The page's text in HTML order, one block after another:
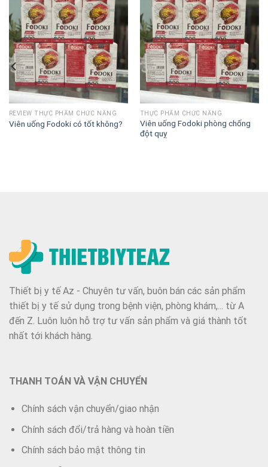
REVIEW THỰC PHẨM CHỨC NĂNG
Viên uống Fodoki có tốt không?
THỰC PHẨM CHỨC NĂNG
Viên uống Fodoki phòng chống
đột quỵ
Thiết bị y tế Az - Chuyên tư vấn, buôn bán các sản phẩm
thiết bị y tế sử dụng trong bệnh viện, phòng khám,... từ A
đến Z. Luôn luôn hỗ trợ tư vấn sản phẩm và giá thành tốt
nhất tới khách hàng.
THANH TOÁN VÀ VẬN CHUYỂN
Chính sách vận chuyển/giao nhận
Chính sách đổi/trả hàng và hoàn tiền
Chính sách bảo mật thông tin